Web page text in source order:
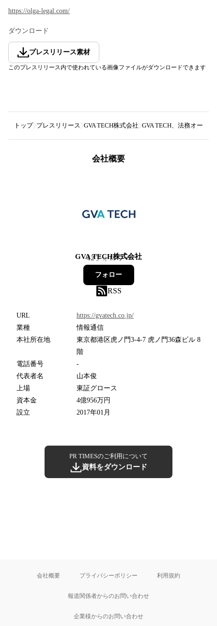
https://olga-legal.com/
ダウンロード
プレスリリース素材
このプレスリリース内で使われている画像ファイルがダウンロードできます
トップ プレスリリース GVA TECH株式会社 GVA TECH、法務オート
会社概要
GVA TECH株式会社
42フォロワー
フォロー
RSS
URL
https://gvatech.co.jp/
業種
情報通信
本社所在地
東京都港区虎ノ門3-4-7 虎ノ門36森ビル 8
階
電話番号
-
代表者名
山本俊
上場
東証グロース
資本金
4億956万円
設立
2017年01月
PR TIMESのご利用について
資料をダウンロード
会社概要 プライバシーポリシー 利用規約
報道関係者からのお問い合わせ
企業様からのお問い合わせ